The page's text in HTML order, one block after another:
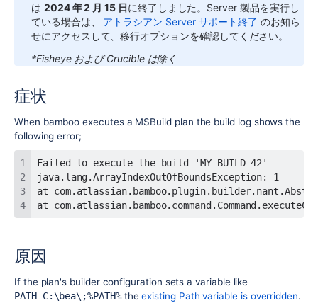
は 2024 年 2 月 15 日に終了しました。Server 製品を実行し
ている場合は、
アトラシアン Server サポート終了 のお知ら
せにアクセスして、移行オプションを確認してください。
*Fisheye および Crucible は除く
症状
When bamboo executes a MSBuild plan the build log shows the
following error;
at
原因
If the plan's builder configuration sets a variable like
PATH=C:\bea\;%PATH%theexisting Path variable is overridden.